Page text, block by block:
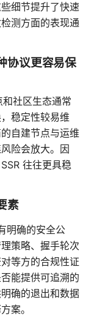
细节提升了快速
测方面的表现通
协议更容易保
社区生态通常
稳定性较易维
自建节点与运维
险会放大。因
往往更具稳
素
明确的安全公
策略、握手轮次
等方的合规性证
能提供可追溯的
确的退出和数据
案。